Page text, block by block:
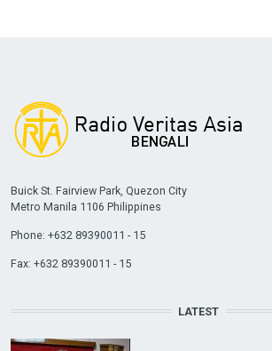
Buick St. Fairview Park, Quezon City
Metro Manila 1106 Philippines
Phone: +632 89390011 - 15
Fax: +632 89390011 - 15
LATEST